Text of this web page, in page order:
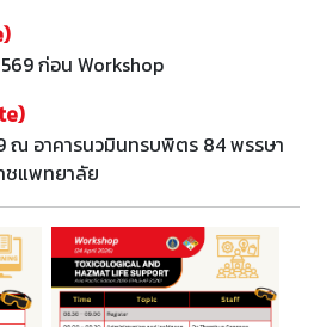
ก่อน Workshop
ณ อาคารนวมินทรบพิตร 84 พรรษา
ชแพทยาลัย